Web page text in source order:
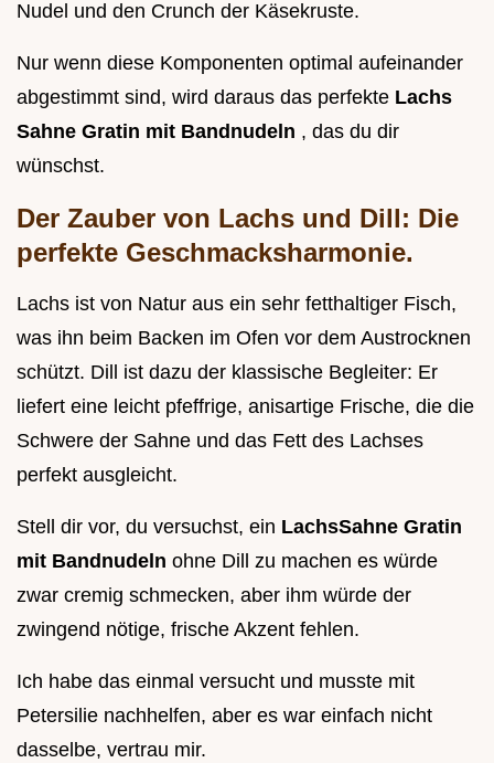
Nudel und den Crunch der Käsekruste.
Nur wenn diese Komponenten optimal aufeinander
abgestimmt sind, wird daraus das perfekte Lachs
Sahne Gratin mit Bandnudeln , das du dir
wünschst.
Der Zauber von Lachs und Dill: Die
perfekte Geschmacksharmonie.
Lachs ist von Natur aus ein sehr fetthaltiger Fisch,
was ihn beim Backen im Ofen vor dem Austrocknen
schützt. Dill ist dazu der klassische Begleiter: Er
liefert eine leicht pfeffrige, anisartige Frische, die die
Schwere der Sahne und das Fett des Lachses
perfekt ausgleicht.
Stell dir vor, du versuchst, ein LachsSahne Gratin
mit Bandnudeln ohne Dill zu machen es würde
zwar cremig schmecken, aber ihm würde der
zwingend nötige, frische Akzent fehlen.
Ich habe das einmal versucht und musste mit
Petersilie nachhelfen, aber es war einfach nicht
dasselbe, vertrau mir.